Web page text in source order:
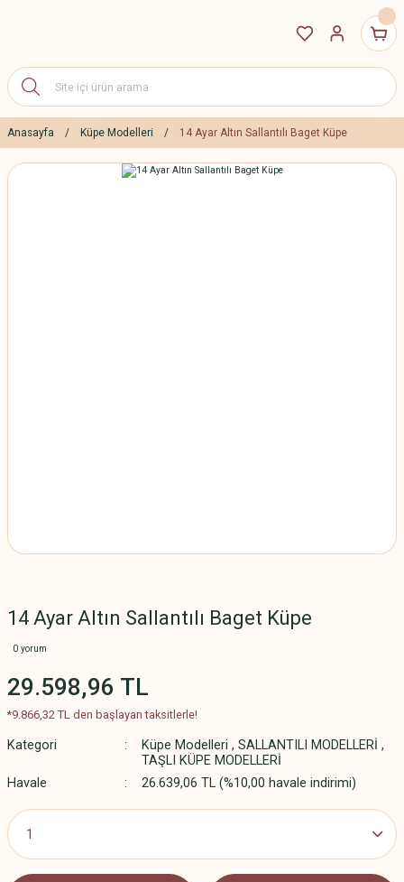
Anasayfa Küpe Modelleri 14 Ayar Altın Sallantılı Baget Küpe
14 Ayar Altın Sallantılı Baget Küpe
0 yorum
29.598,96 TL
*9.866,32 TL den başlayan taksitlerle!
Kategori Küpe Modelleri , SALLANTILI MODELLERİ ,
TAŞLI KÜPE MODELLERİ
Havale
26.639,06 TL (%10,00 havale indirimi)